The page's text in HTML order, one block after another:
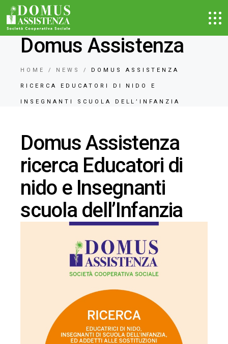
Domus Assistenza
HOME NEWS DOMUS ASSISTENZA
RICERCA EDUCATORI DI NIDO E
INSEGNANTI SCUOLA DELL’INFANZIA
Domus Assistenza
ricerca Educatori di
nido e Insegnanti
scuola dell’Infanzia